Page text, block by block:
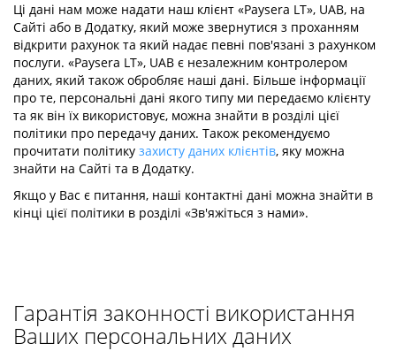
Ці дані нам може надати наш клієнт «Paysera LT», UAB, на
Сайті або в Додатку, який може звернутися з проханням
відкрити рахунок та який надає певні пов'язані з рахунком
послуги. «Paysera LT», UAB є незалежним контролером
даних, який також обробляє наші дані. Більше інформації
про те, персональні дані якого типу ми передаємо клієнту
та як він їх використовує, можна знайти в розділі цієї
політики про передачу даних. Також рекомендуємо
прочитати політику захисту даних клієнтів, яку можна
знайти на Сайті та в Додатку.
Якщо у Вас є питання, наші контактні дані можна знайти в
кінці цієї політики в розділі «Зв'яжіться з нами».
Гарантія законності використання
Ваших персональних даних